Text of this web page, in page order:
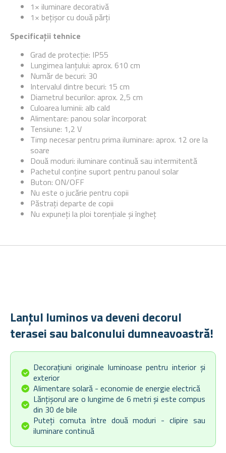
1× iluminare decorativă
1× bețișor cu două părți
Specificații tehnice
Grad de protecție: IP55
Lungimea lanțului: aprox. 610 cm
Număr de becuri: 30
Intervalul dintre becuri: 15 cm
Diametrul becurilor: aprox. 2,5 cm
Culoarea luminii: alb cald
Alimentare: panou solar încorporat
Tensiune: 1,2 V
Timp necesar pentru prima iluminare: aprox. 12 ore la
soare
Două moduri: iluminare continuă sau intermitentă
Pachetul conține suport pentru panoul solar
Buton: ON/OFF
Nu este o jucărie pentru copii
Păstrați departe de copii
Nu expuneți la ploi torențiale și îngheț
Lanțul luminos va deveni decorul
terasei sau balconului dumneavoastră!
Decorațiuni originale luminoase pentru interior și
exterior
Alimentare solară - economie de energie electrică
Lănțișorul are o lungime de 6 metri și este compus
din 30 de bile
Puteți comuta între două moduri - clipire sau
iluminare continuă